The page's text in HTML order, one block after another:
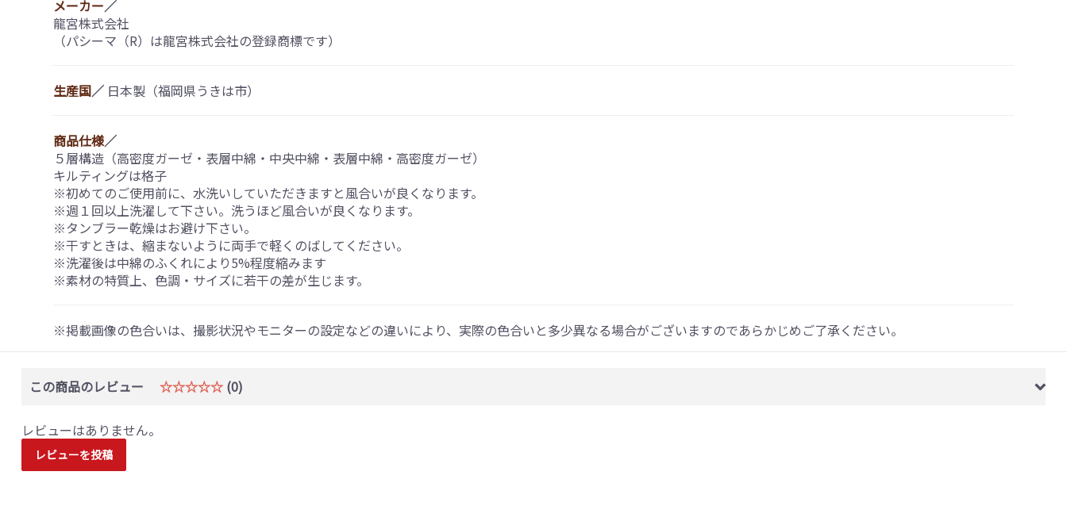
メーカー／
龍宮株式会社
（パシーマ（R）は龍宮株式会社の登録商標です）
生産国／ 日本製（福岡県うきは市）
商品仕様／
５層構造（高密度ガーゼ・表層中綿・中央中綿・表層中綿・高密度ガーゼ）
キルティングは格子
※初めてのご使用前に、水洗いしていただきますと風合いが良くなります。
※週１回以上洗濯して下さい。洗うほど風合いが良くなります。
※タンブラー乾燥はお避け下さい。
※干すときは、縮まないように両手で軽くのばしてください。
※洗濯後は中綿のふくれにより5%程度縮みます
※素材の特質上、色調・サイズに若干の差が生じます。
※掲載画像の色合いは、撮影状況やモニターの設定などの違いにより、実際の色合いと多少異なる場合がございますのであらかじめご了承ください。
この商品のレビュー ☆☆☆☆☆ (0)
レビューはありません。
レビューを投稿